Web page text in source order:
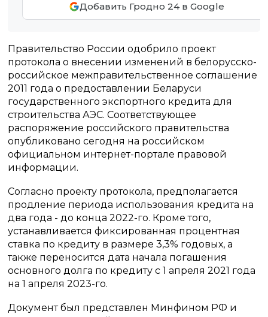
Добавить Гродно 24 в Google
Правительство России одобрило проект
протокола о внесении изменений в белорусско-
российское межправительственное соглашение
2011 года о предоставлении Беларуси
государственного экспортного кредита для
строительства АЭС. Соответствующее
распоряжение российского правительства
опубликовано сегодня на российском
официальном интернет-портале правовой
информации.
Согласно проекту протокола, предполагается
продление периода использования кредита на
два года - до конца 2022-го. Кроме того,
устанавливается фиксированная процентная
ставка по кредиту в размере 3,3% годовых, а
также переносится дата начала погашения
основного долга по кредиту с 1 апреля 2021 года
на 1 апреля 2023-го.
Документ был представлен Минфином РФ и